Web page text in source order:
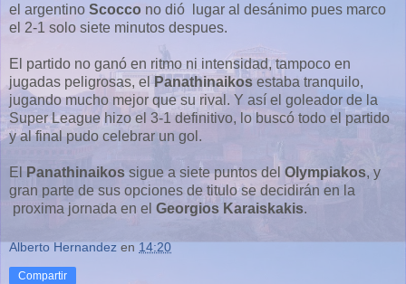
el argentino Scocco no dió lugar al desánimo pues marco
el 2-1 solo siete minutos despues.
El partido no ganó en ritmo ni intensidad, tampoco en
jugadas peligrosas, el Panathinaikosestaba tranquilo,
jugando mucho mejor que su rival. Y así el goleador de la
Super League hizo el 3-1 definitivo, lo buscó todo el partido
y al final pudo celebrar un gol.
El Panathinaikos sigue a siete puntos del Olympiakos, y
gran parte de sus opciones de titulo se decidirán en la
proxima jornada en el Georgios Karaiskakis.
Alberto Hernandez en 14:20
Compartir